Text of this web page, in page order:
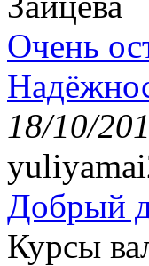
Очень
18/10/
Добрый
Курсы